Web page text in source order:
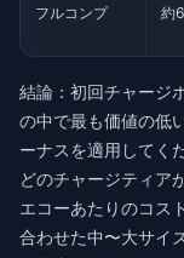
フルコンプ 約
結論：初回チャージ
の中で最も価値の低
ーナスを適用してく
どのチャージティア
エコーあたりのコス
合わせた中〜大サイ